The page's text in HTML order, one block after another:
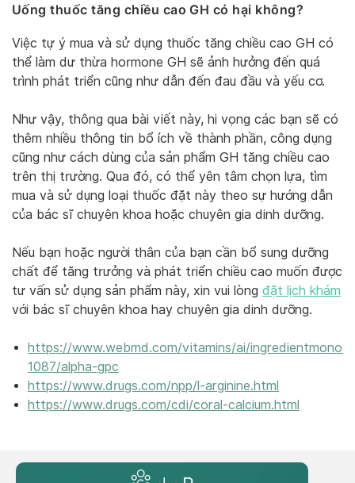
Uống thuốc tăng chiều cao GH có hại không?
Việc tự ý mua và sử dụng thuốc tăng chiều cao GH có
thể làm dư thừa hormone GH sẽ ảnh hưởng đến quá
trình phát triển cũng như dẫn đến đau đầu và yếu cơ.
Như vậy, thông qua bài viết này, hi vọng các bạn sẽ có
thêm nhiều thông tin bổ ích về thành phần, công dụng
cũng như cách dùng của sản phẩm GH tăng chiều cao
trên thị trường. Qua đó, có thể yên tâm chọn lựa, tìm
mua và sử dụng loại thuốc đặt này theo sự hướng dẫn
của bác sĩ chuyên khoa hoặc chuyên gia dinh dưỡng.
Nếu bạn hoặc người thân của bạn cần bổ sung dưỡng
chất để tăng trưởng và phát triển chiều cao muốn được
tư vấn sử dụng sản phẩm này, xin vui lòng đặt lịch khám
với bác sĩ chuyên khoa hay chuyên gia dinh dưỡng.
https://www.webmd.com/vitamins/ai/ingredientmono-
1087/alpha-gpc
https://www.drugs.com/npp/l-arginine.html
https://www.drugs.com/cdi/coral-calcium.html